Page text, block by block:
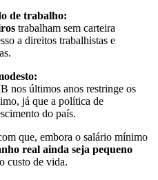
de trabalho:
trabalham sem carteira
a direitos trabalhistas e
nos últimos anos restringe os
já que a política de
do país.
que, embora o salário mínimo
real ainda seja pequeno
custo de vida.